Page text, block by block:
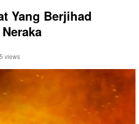
Yang Berjihad
views